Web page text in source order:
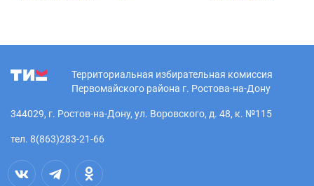
Территориальная избирательная комиссия
Первомайского района г. Ростова-на-Дону
344029, г. Ростов-на-Дону, ул. Воровского, д. 48, к. №115
тел. 8(863)283-21-66